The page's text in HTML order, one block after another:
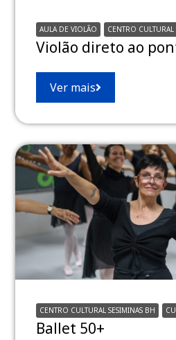
AULA DE VIOLÃO CENTRO CULTURAL
Violão direto ao
Ver mais
CENTRO CULTURAL SESIMINAS BH
Ballet 50+